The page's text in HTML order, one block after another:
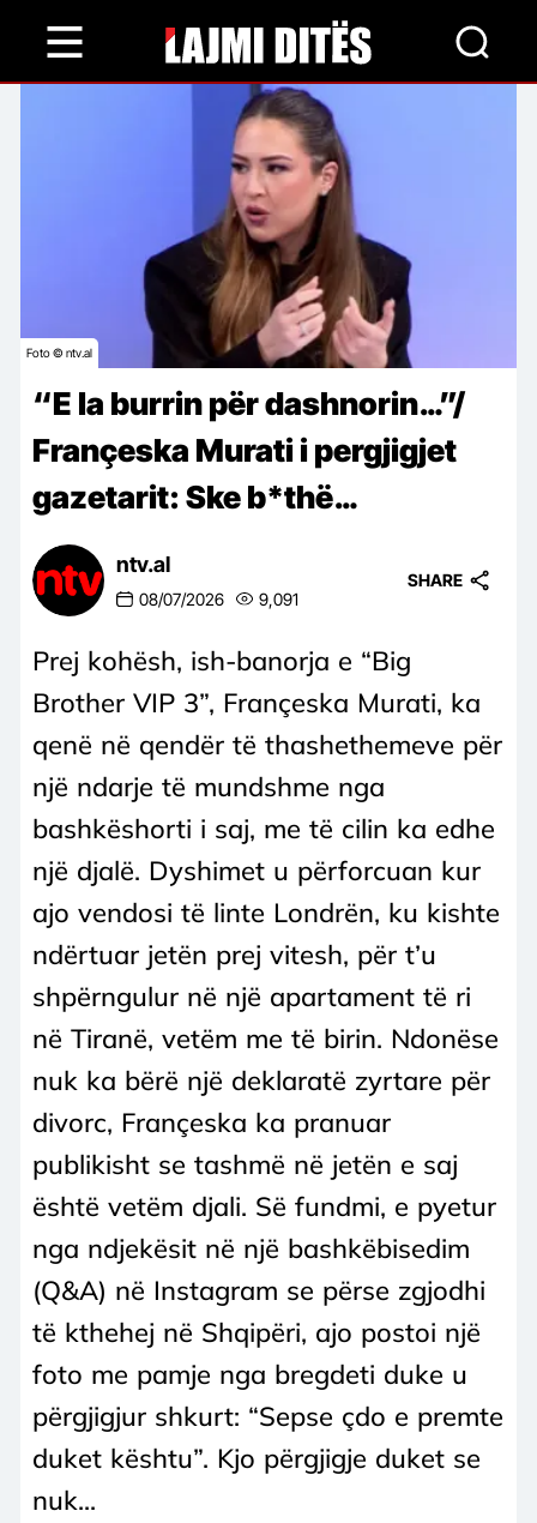
content
Foto © ntv.al
“E la burrin për dashnorin…”/
Françeska Murati i pergjigjet
gazetarit: Ske b*thë…
ntv.al
08/07/2026 9,091
SHARE
Prej kohësh, ish-banorja e “Big
Brother VIP 3”, Françeska Murati, ka
qenë në qendër të thashethemeve për
një ndarje të mundshme nga
bashkëshorti i saj, me të cilin ka edhe
një djalë. Dyshimet u përforcuan kur
ajo vendosi të linte Londrën, ku kishte
ndërtuar jetën prej vitesh, për t’u
shpërngulur në një apartament të ri
në Tiranë, vetëm me të birin. Ndonëse
nuk ka bërë një deklaratë zyrtare për
divorc, Françeska ka pranuar
publikisht se tashmë në jetën e saj
është vetëm djali. Së fundmi, e pyetur
nga ndjekësit në një bashkëbisedim
(Q&A) në Instagram se përse zgjodhi
të kthehej në Shqipëri, ajo postoi një
foto me pamje nga bregdeti duke u
përgjigjur shkurt: “Sepse çdo e premte
duket kështu”. Kjo përgjigje duket se
nuk...